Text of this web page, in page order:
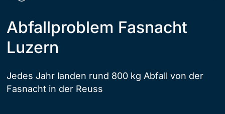
Abfallproblem Fasnacht
Luzern
Jedes Jahr landen rund 800 kg Abfall von der
Fasnacht in der Reuss